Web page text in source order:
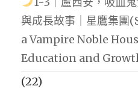
與成長故事｜星鷹集
a Vampire Noble
Education and
(22)